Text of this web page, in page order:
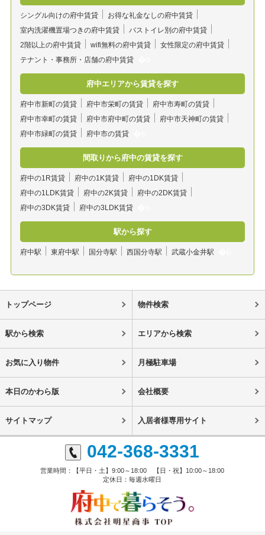
シングル向けの府中賃貸
お得な礼金なしの府中賃貸
室内洗濯機置場つきの府中賃貸
バストイレ別の府中賃貸
2階以上の府中賃貸
wifi無料の府中賃貸
女性限定の府中賃貸
テナント・事務所・店舗の府中賃貸
府中エリアから賃貸を探す
府中市新町の賃貸 府中市栄町の賃貸
府中市寿町の賃貸
府中市幸町の賃貸
府中市府中町の賃貸
府中市天神町の賃貸
府中市緑町の賃貸
府中市の賃貸
間取りから府中の賃貸を探す
府中の1R賃貸 府中の1K賃貸
府中の1DK賃貸
府中の1LDK賃貸
府中の2K賃貸
府中の2DK賃貸
府中の3DK賃貸
府中の3LDK賃貸
駅から探す
府中駅 東府中駅 国分寺駅 西国分寺駅 武蔵小金井駅
トップページ 物件検索
駅から検索 エリアから検索
お気に入り物件 月極駐車場
本日のかわら版 会社概要
サイトマップ 入居者様専用サイト
042-368-3331
営業時間：【平日・土】9:00～18:00 【日・祝】10:00～18:00
定休日：毎週水曜日